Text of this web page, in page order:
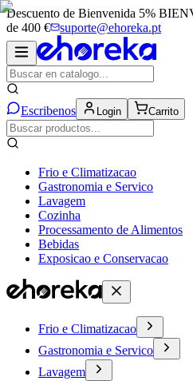
Descuento de Bienvenida 5%
de 400 €
suporte@ehoreka.pt
Escribenos Login Carrito
Frio e Climatizacao
Gastronomia e Servico
Lavagem
Cozinha
Processamento de Alimentos
Bebidas
Exposicao e Conservacao
Frio e Climatizacao
Gastronomia e Servico
Lavagem